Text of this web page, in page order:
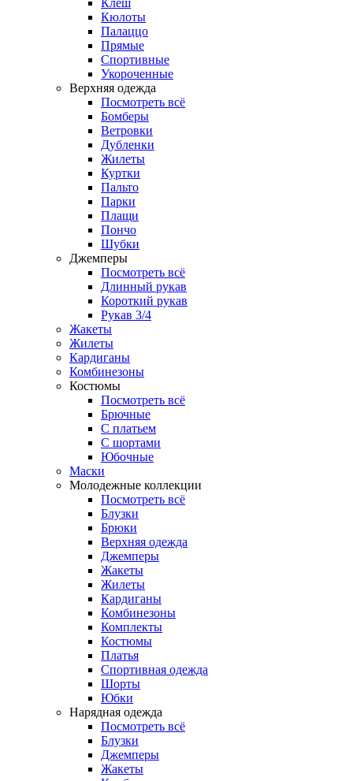
Кюлоты
Палаццо
Прямые
Спортивные
Укороченные
Верхняя одежда
Посмотреть всё
Бомберы
Ветровки
Дубленки
Жилеты
Куртки
Пальто
Парки
Плащи
Пончо
Шубки
Джемперы
Посмотреть всё
Длинный рукав
Короткий рукав
Рукав 3/4
Жакеты
Жилеты
Кардиганы
Комбинезоны
Костюмы
Посмотреть всё
Брючные
С платьем
С шортами
Юбочные
Маски
Молодежные коллекции
Посмотреть всё
Блузки
Брюки
Верхняя одежда
Джемперы
Жакеты
Жилеты
Кардиганы
Комбинезоны
Комплекты
Костюмы
Платья
Спортивная одежда
Шорты
Юбки
Нарядная одежда
Посмотреть всё
Блузки
Джемперы
Жакеты